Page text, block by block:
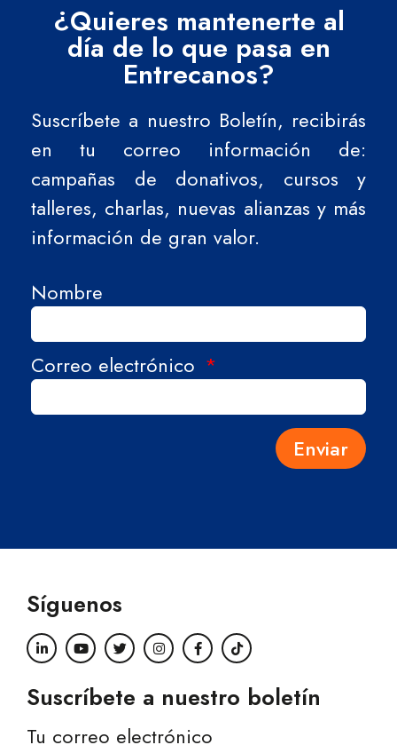
¿Quieres mantenerte al
día de lo que pasa en
Entrecanos?
Suscríbete a nuestro Boletín, recibirás
en tu correo información de:
campañas de donativos, cursos y
talleres, charlas, nuevas alianzas y más
información de gran valor.
Nombre
Correo electrónico
Enviar
Síguenos
Suscríbete a nuestro boletín
Tu correo electrónico